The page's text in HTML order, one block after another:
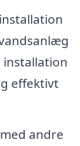
effektivt
andre